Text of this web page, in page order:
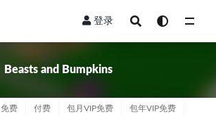
登录
Beasts and Bumpkins
免费 付费 包月VIP免费 包年VIP免费